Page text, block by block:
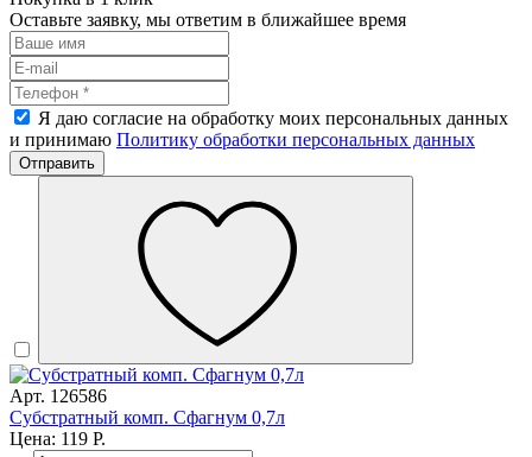
Оставьте заявку, мы ответим в ближайшее время
Я даю согласие на обработку моих персональных данных
и принимаю Политику обработки персональных данных
Отправить
Арт. 126586
Субстратный комп. Сфагнум 0,7л
Цена: 119 Р.